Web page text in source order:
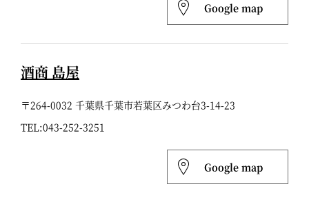
Google map
酒商 島屋
〒264-0032 千葉県千葉市若葉区みつわ台3-14-23
TEL:043-252-3251
Google map